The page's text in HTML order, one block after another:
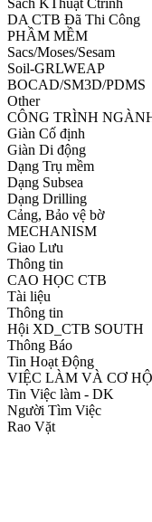
Sách KThuật Ctrình
DA CTB Đã Thi Công
PHẦM MỀM
Sacs/Moses/Sesam
Soil-GRLWEAP
BOCAD/SM3D/PDMS
Other
CÔNG TRÌNH
Giàn Cố định
Giàn Di động
Dạng Trụ mềm
Dạng Subsea
Dạng Drilling
Cảng, Bảo vệ bờ
MECHANISM
Giao Lưu
Thông tin
CAO HỌC CTB
Tài liệu
Thông tin
Hội XD_CTB SOUTH
Thông Báo
Tin Hoạt Động
VIỆC LÀM VÀ CƠ
Tin Việc làm - DK
Người Tìm Việc
Rao Vặt